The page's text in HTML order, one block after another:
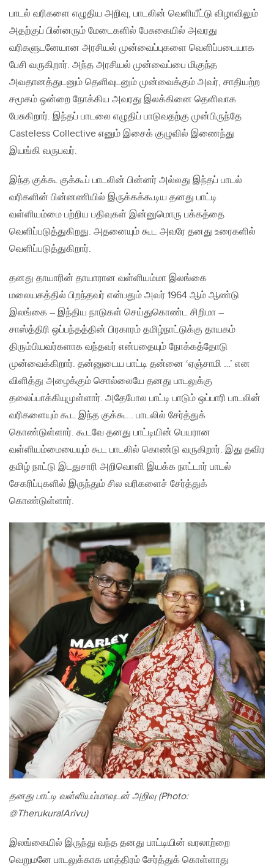
பாடல் வரிகளை எழுதிய அறிவு, பாடலின் வெளியீட்டு விழாவிலும்
அதற்குப் பின்னரும் மேடைகளில் பேசுகையில் அவரது
வரிகளுடனேயான அரசியல் முன்வைப்புகளை வெளிப்படையாக
பேசி வருகிறார். அந்த அரசியல் முன்வைப்பை மிகுந்த
அவதானத்துடனும் தெளிவுடனும் முன்வைக்கும் அவர், சாதியற்ற
சமூகம் ஒன்றை நோக்கிய அவரது இலக்கினை தெளிவாக
பேசுகிறார். இந்தப் பாடலை எழுதிப் பாடுவதற்கு முன்பிருந்தே
Casteless Collective எனும் இசைக் குழுவில் இணைந்து
இயங்கி வருபவர்.
இந்த குக்கூ குக்கூப் பாடலின் பின்னர் அல்லது இந்தப் பாடல்
வரிகளின் பின்னணியில் இருக்கக்கூடிய தனது பாட்டி
வள்ளியம்மை பற்றிய பதிவுகள் இன்னுமொரு பக்கத்தை
வெளிப்படுத்துகிறது. அதனையும் கூட அவரே தனது உரைகளில்
வெளிப்படுத்துகிறார்.
தனது தாயாரின் தாயாரான வள்ளியம்மா இலங்கை
மலையகத்தில் பிறந்தவர் என்பதும் அவர் 1964 ஆம் ஆண்டு
இலங்கை – இந்திய நாடுகள் செய்துகொண்ட சிறிமா –
சாஸ்த்திரி ஒப்பந்தத்தின் பிரகாரம் தமிழ்நாட்டுக்கு தாயகம்
திரும்பியவர்களாக வந்தவர் என்பதையும் நோக்கத்தோடு
முன்வைக்கிறார். தன்னுடைய பாட்டி தன்னை ‘ஏஞ்சாமி …’ என
விளித்து அழைக்கும் சொல்லையே தனது பாடலுக்கு
தலைப்பாக்கியுமுள்ளார். அதேபோல பாட்டி பாடும் ஒப்பாரி பாடலின்
வரிகளையும் கூட இந்த குக்கூ… பாடலில் சேர்த்துக்
கொண்டுள்ளார். கூடவே தனது பாட்டியின் பெயரான
வள்ளியம்மையையும் கூட பாடலில் கொண்டு வருகிறார். இது தவிர
தமிழ் நாட்டு இடதுசாரி அறிவொளி இயக்க நாட்டார் பாடல்
சேகரிப்புகளில் இருந்தும் சில வரிகளைச் சேர்த்துக்
கொண்டுள்ளார்.
தனது பாட்டி வள்ளியம்மாவுடன் அறிவு (Photo:
@TherukuralArivu)
இலங்கையில் இருந்து வந்த தனது பாட்டியின் வரலாற்றை
வெறுமனே பாடலுக்காக மாத்திரம் சேர்த்துக் கொள்ளாது